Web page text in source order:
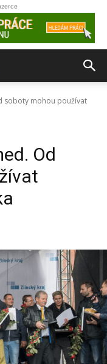
soboty mohou používat
Od